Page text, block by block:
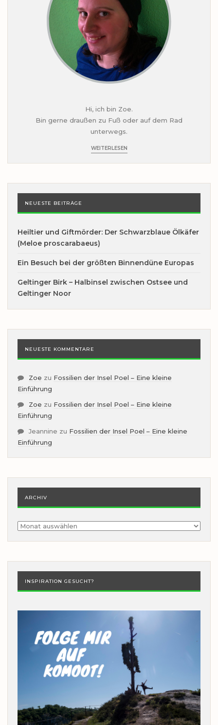
Hi, ich bin Zoe.
Bin gerne draußen zu Fuß oder auf dem Rad
unterwegs.
WEITERLESEN
NEUESTE BEITRÄGE
Heiltier und Giftmörder: Der Schwarzblaue Ölkäfer
(Meloe proscarabaeus)
Ein Besuch bei der größten Binnendüne Europas
Geltinger Birk – Halbinsel zwischen Ostsee und
Geltinger Noor
NEUESTE KOMMENTARE
Zoe zu Fossilien der Insel Poel – Eine kleine
Einführung
Zoe zu Fossilien der Insel Poel – Eine kleine
Einführung
Jeannine zu Fossilien der Insel Poel – Eine kleine
Einführung
ARCHIV
Archiv
INSPIRATION GESUCHT?